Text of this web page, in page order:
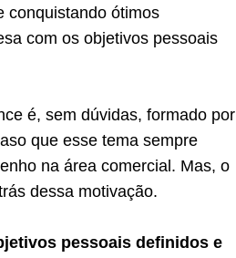
conquistando ótimos
com os objetivos pessoais
é, sem dúvidas, formado por
que esse tema sempre
na área comercial. Mas, o
dessa motivação.
pessoais definidos e